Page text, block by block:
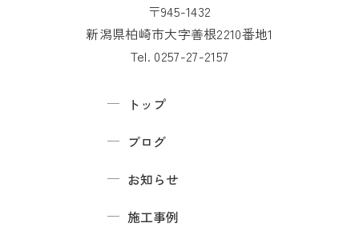
〒945-1432
新潟県柏崎市大字善根2210番地1
Tel. 0257-27-2157
トップ
ブログ
お知らせ
施工事例